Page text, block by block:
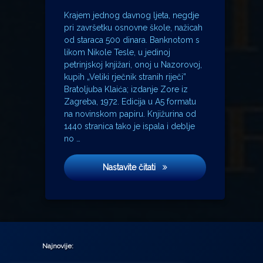
Krajem jednog davnog ljeta, negdje
pri završetku osnovne škole, nažicah
od staraca 500 dinara. Banknotom s
likom Nikole Tesle, u jedinoj
petrinjskoj knjižari, onoj u Nazorovoj,
kupih „Veliki rječnik stranih riječi”
Bratoljuba Klaića; izdanje Zore iz
Zagreba, 1972. Edicija u A5 formatu
na novinskom papiru. Knjižurina od
1440 stranica tako je ispala i deblje
no …
Nastavite čitatiStrateški partner
Najnovije: